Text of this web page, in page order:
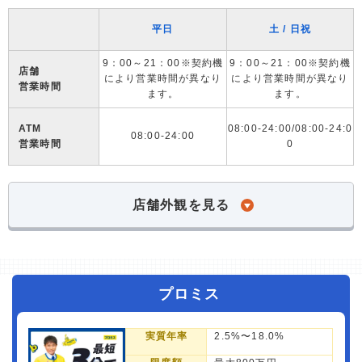
平日 土 / 日祝
店舗
営業時間
9：00～21：00※契約機
により営業時間が異なり
ます。
9：00～21：00※契約機
により営業時間が異なり
ます。
ATM
営業時間
08:00-24:00
08:00-24:00/08:00-24:0
0
店舗外観を見る
プロミス
実質年率 2.5%〜18.0%